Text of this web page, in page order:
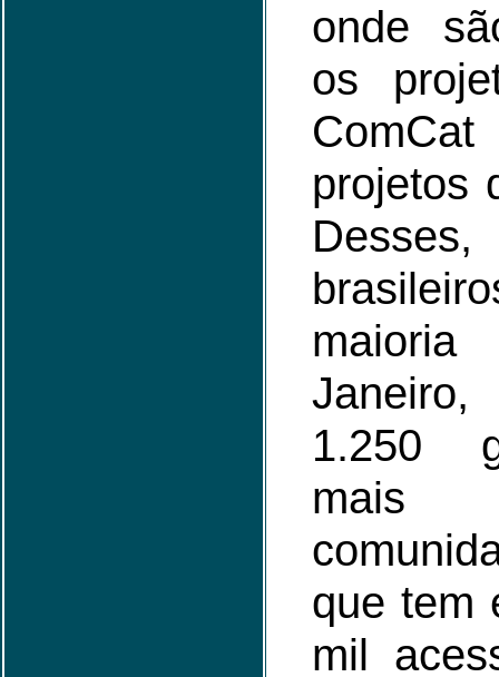
onde
os
projetos
1.250
que tem
mil